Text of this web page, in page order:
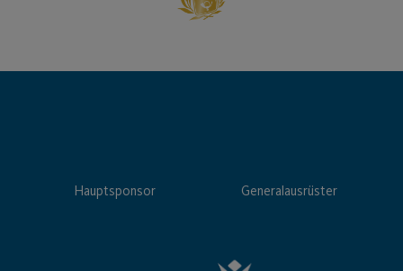
Hauptsponsor Generalausrüster